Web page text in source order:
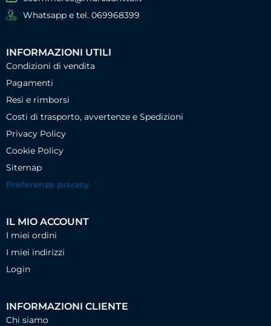
Whatsapp e tel. 069968399
INFORMAZIONI UTILI
Condizioni di vendita
Pagamenti
Resi e rimborsi
Costi di trasporto, avvertenze e Spedizioni
Privacy Policy
Cookie Policy
Sitemap
Preferenze privacy
IL MIO ACCOUNT
I miei ordini
I miei indirizzi
Login
INFORMAZIONI CLIENTE
Chi siamo